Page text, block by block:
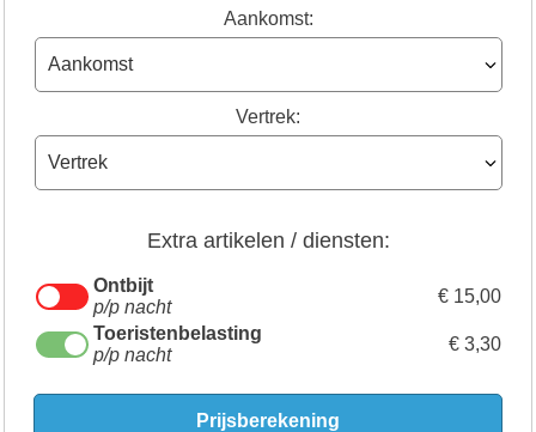
Aankomst:
Vertrek:
Extra artikelen / diensten:
Ontbijt
p/p nacht
€ 15,00
Toeristenbelasting
p/p nacht
€ 3,30